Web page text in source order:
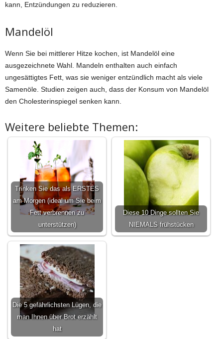
kann, Entzündungen zu reduzieren.
Mandelöl
Wenn Sie bei mittlerer Hitze kochen, ist Mandelöl eine
ausgezeichnete Wahl. Mandeln enthalten auch einfach
ungesättigtes Fett, was sie weniger entzündlich macht als viele
Samenöle. Studien zeigen auch, dass der Konsum von Mandelöl
den Cholesterinspiegel senken kann.
Weitere beliebte Themen:
Trinken Sie das als ERSTES
am Morgen (ideal um Sie beim
Fett verbrennen zu
unterstützen)
Diese 10 Dinge sollten Sie
NIEMALS frühstücken
Die 5 gefährlichsten Lügen, die
man Ihnen über Brot erzählt
hat